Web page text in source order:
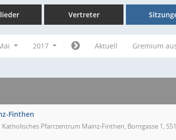
Vertreter
2017 Aktuell Gremium
Finthen
Katholisches Pfarrzentrum Mainz-Finthen, Borngasse 1,